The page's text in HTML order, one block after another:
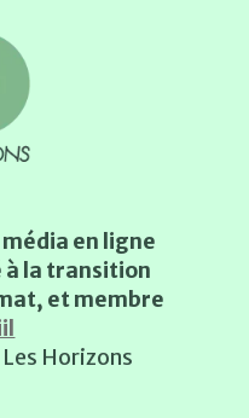
en ligne
à la transition
et membre
Horizons